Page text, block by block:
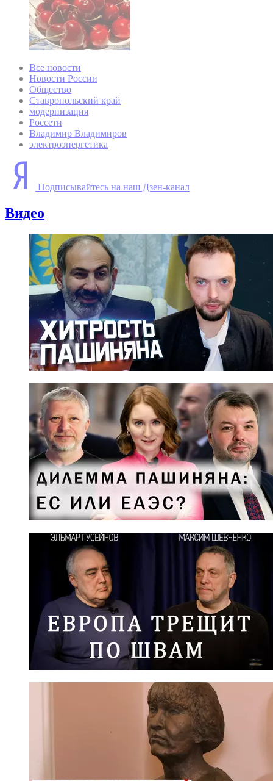
Все новости
Новости России
Общество
Ставропольский край
модернизация
Россети
Владимир Владимиров
электроэнергетика
Подписывайтесь на наш Дзен-канал
Видео